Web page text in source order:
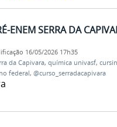
ENEM SERRA DA
16/05/2026 17h35
da Capivara, química univasf,
federal, @curso_serradacapivara